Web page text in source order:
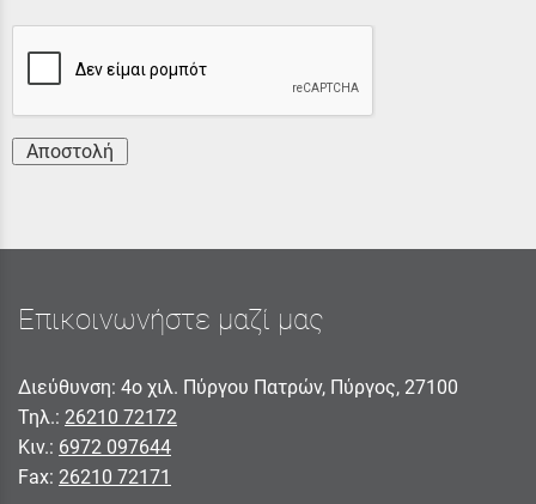
Αποστολή
Επικοινωνήστε μαζί μας
Διεύθυνση: 4ο χιλ. Πύργου Πατρών, Πύργος, 27100
Τηλ.: 26210 72172
Κιν.: 6972 097644
Fax: 26210 72171